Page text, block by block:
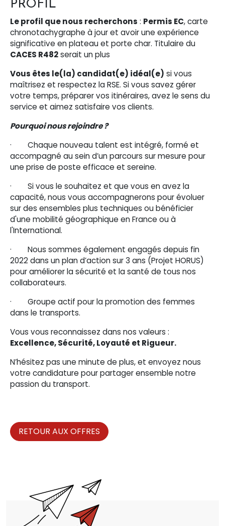
PROFIL
Le profil que nous recherchons : Permis EC, carte
chronotachygraphe à jour et avoir une expérience
significative en plateau et porte char. Titulaire du
CACES R482serait un plus
Vous êtes le(la) candidat(e) idéal(e) si vous
maîtrisez et respectez la RSE. Si vous savez gérer
votre temps, préparer vos itinéraires, avez le sens du
service et aimez satisfaire vos clients.
Pourquoi nous rejoindre ?
· Chaque nouveau talent est intégré, formé et
accompagné au sein d’un parcours sur mesure pour
une prise de poste efficace et sereine.
· Si vous le souhaitez et que vous en avez la
capacité, nous vous accompagnerons pour évoluer
sur des ensembles plus techniques ou bénéficier
d'une mobilité géographique en France ou à
l'International.
· Nous sommes également engagés depuis fin
2022 dans un plan d’action sur 3 ans (Projet HORUS)
pour améliorer la sécurité et la santé de tous nos
collaborateurs.
· Groupe actif pour la promotion des femmes
dans le transports.
Vous vous reconnaissez dans nos valeurs :
Excellence, Sécurité, Loyauté et Rigueur.
N’hésitez pas une minute de plus, et envoyez nous
votre candidature pour partager ensemble notre
passion du transport.
RETOUR AUX OFFRES